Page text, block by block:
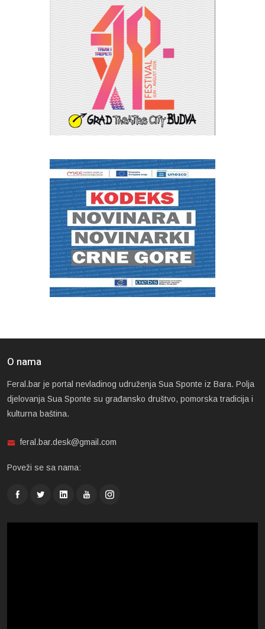
O nama
Feral.bar je portal nevladinog udruženja Sua Sponte iz Bara. Polja
djelovanja Sua Sponte su građansko društvo, pomorska tradicija i
kulturna baština.
feral.bar.desk@gmail.com
Poveži se sa nama: